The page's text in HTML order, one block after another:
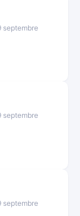
septembre
septembre
septembre